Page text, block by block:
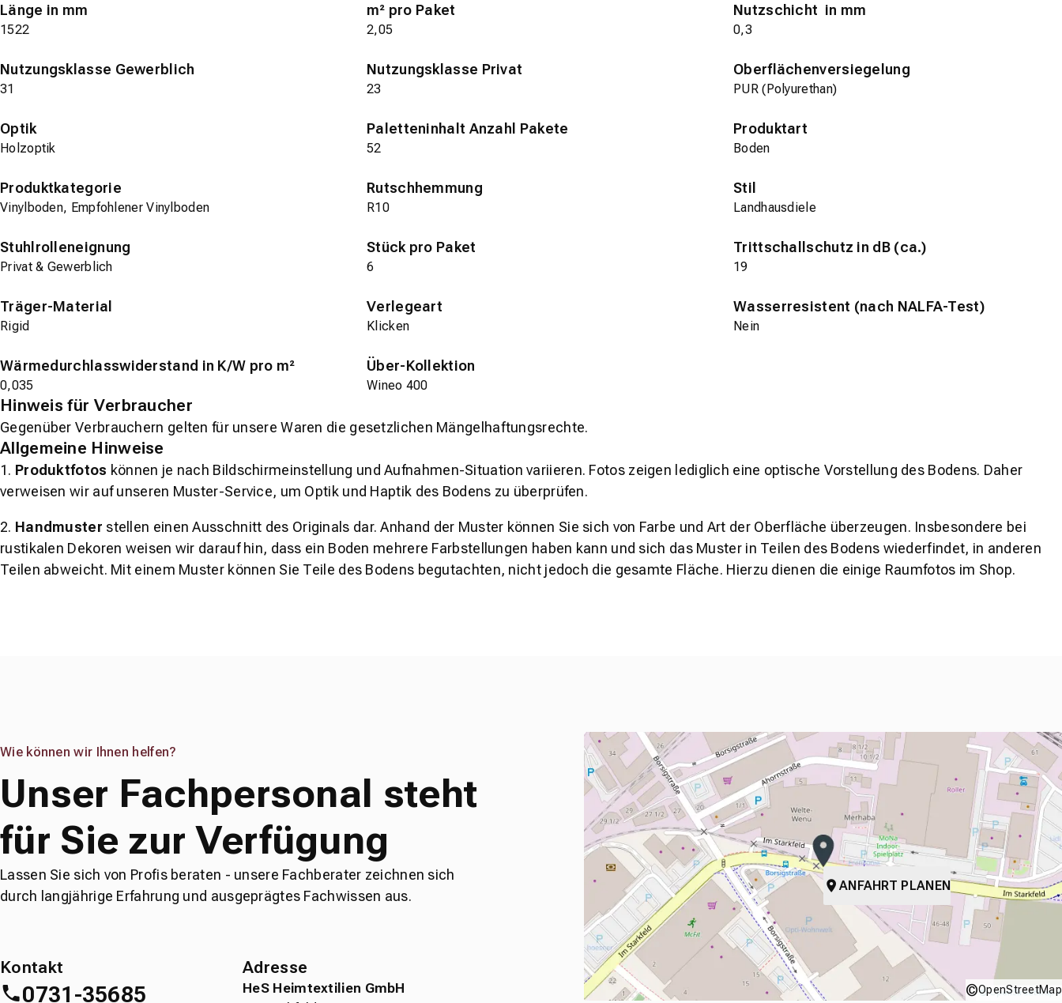
Länge in mm
1522
m² pro Paket
2,05
Nutzschicht in mm
0,3
Nutzungsklasse Gewerblich
31
Nutzungsklasse Privat
23
Oberflächenversiegelung
PUR (Polyurethan)
Optik
Holzoptik
Paletteninhalt Anzahl Pakete
52
Produktart
Boden
Produktkategorie
Vinylboden, Empfohlener Vinylboden
Rutschhemmung
R10
Stil
Landhausdiele
Stuhlrolleneignung
Privat & Gewerblich
Stück pro Paket
6
Trittschallschutz in dB (ca.)
19
Träger-Material
Rigid
Verlegeart
Klicken
Wasserresistent (nach NALFA-Test)
Nein
Wärmedurchlasswiderstand in K/W pro m²
0,035
Über-Kollektion
Wineo 400
Hinweis für Verbraucher
Gegenüber Verbrauchern gelten für unsere Waren die gesetzlichen Mängelhaftungsrechte.
Allgemeine Hinweise
1. Produktfotos können je nach Bildschirmeinstellung und Aufnahmen-Situation variieren. Fotos zeigen lediglich eine optische Vorstellung des Bodens. Daher
verweisen wir auf unseren Muster-Service, um Optik und Haptik des Bodens zu überprüfen.
2. Handmuster stellen einen Ausschnitt des Originals dar. Anhand der Muster können Sie sich von Farbe und Art der Oberfläche überzeugen. Insbesondere bei
rustikalen Dekoren weisen wir darauf hin, dass ein Boden mehrere Farbstellungen haben kann und sich das Muster in Teilen des Bodens wiederfindet, in anderen
Teilen abweicht. Mit einem Muster können Sie Teile des Bodens begutachten, nicht jedoch die gesamte Fläche. Hierzu dienen die einige Raumfotos im Shop.
Wie können wir Ihnen helfen?
Unser Fachpersonal steht
für Sie zur Verfügung
Lassen Sie sich von Profis beraten - unsere Fachberater zeichnen sich
durch langjährige Erfahrung und ausgeprägtes Fachwissen aus.
Kontakt
0731-35685
Adresse
HeS Heimtextilien GmbH
ANFAHRT PLANEN
©OpenStreetMap